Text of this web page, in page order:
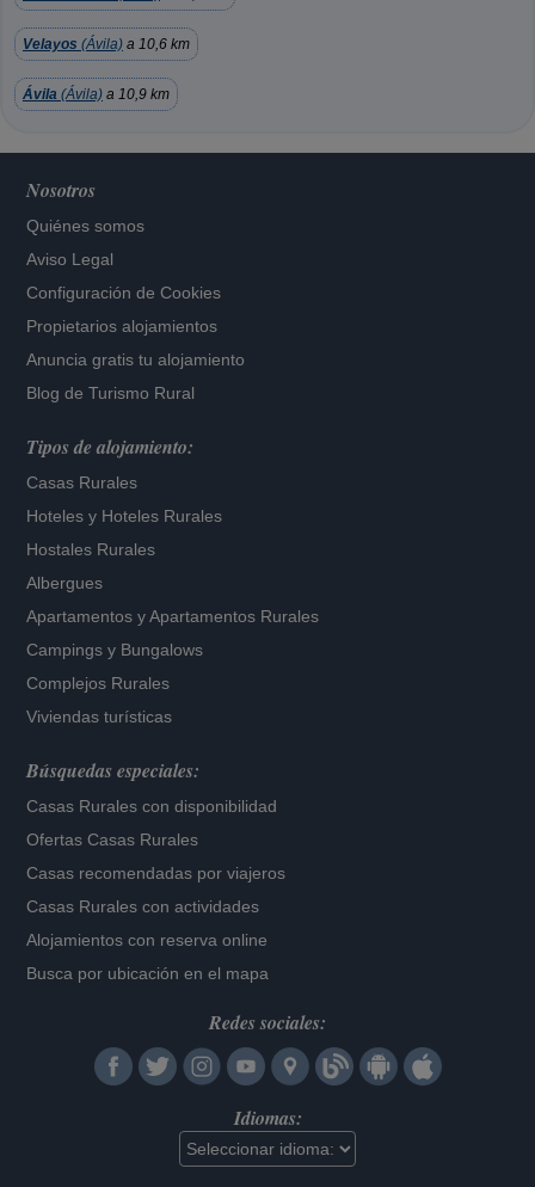
Velayos (Ávila) a 10,6 km
Ávila (Ávila) a 10,9 km
Nosotros
Quiénes somos
Aviso Legal
Configuración de Cookies
Propietarios alojamientos
Anuncia gratis tu alojamiento
Blog de Turismo Rural
Tipos de alojamiento:
Casas Rurales
Hoteles y Hoteles Rurales
Hostales Rurales
Albergues
Apartamentos yApartamentos Rurales
Campings y Bungalows
Complejos Rurales
Viviendas turísticas
Búsquedas especiales:
Casas Rurales con disponibilidad
Ofertas Casas Rurales
Casas recomendadas por viajeros
Casas Rurales con actividades
Alojamientos con reserva online
Busca por ubicación en el mapa
Redes sociales:
Idiomas: